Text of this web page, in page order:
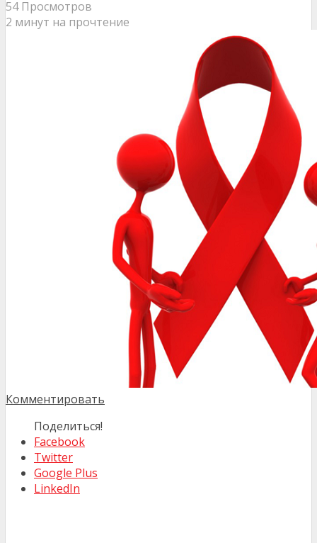
54 Просмотров
2 минут на прочтение
Комментировать
Поделиться!
Facebook
Twitter
Google Plus
LinkedIn